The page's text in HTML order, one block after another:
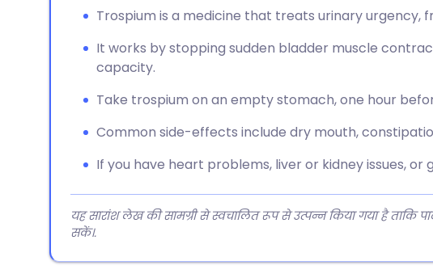
WhatsApp के माध्यम से साझा
लिंक कॉपी करें
Trospium is a medicine that treats urinary urgency,
It works by stopping sudden bladder muscle
capacity.
Take trospium on an empty stomach, one hour
Common side-effects include dry mouth,
If you have heart problems, liver or kidney issues, or
यह सारांश लेख की सामग्री से स्वचालित रूप से उत्पन्न किया गया है
सकें।.